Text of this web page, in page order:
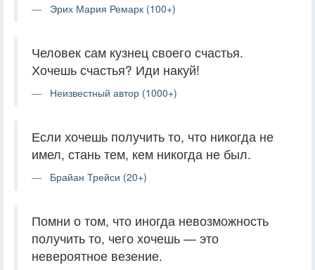
Эрих Мария Ремарк (100+)
Человек сам кузнец своего счастья.
Хочешь счастья? Иди накуй!
Неизвестный автор (1000+)
Если хочешь получить то, что никогда не
имел, стань тем, кем никогда не был.
Брайан Трейси (20+)
Помни о том, что иногда невозможность
получить то, чего хочешь — это
невероятное везение.